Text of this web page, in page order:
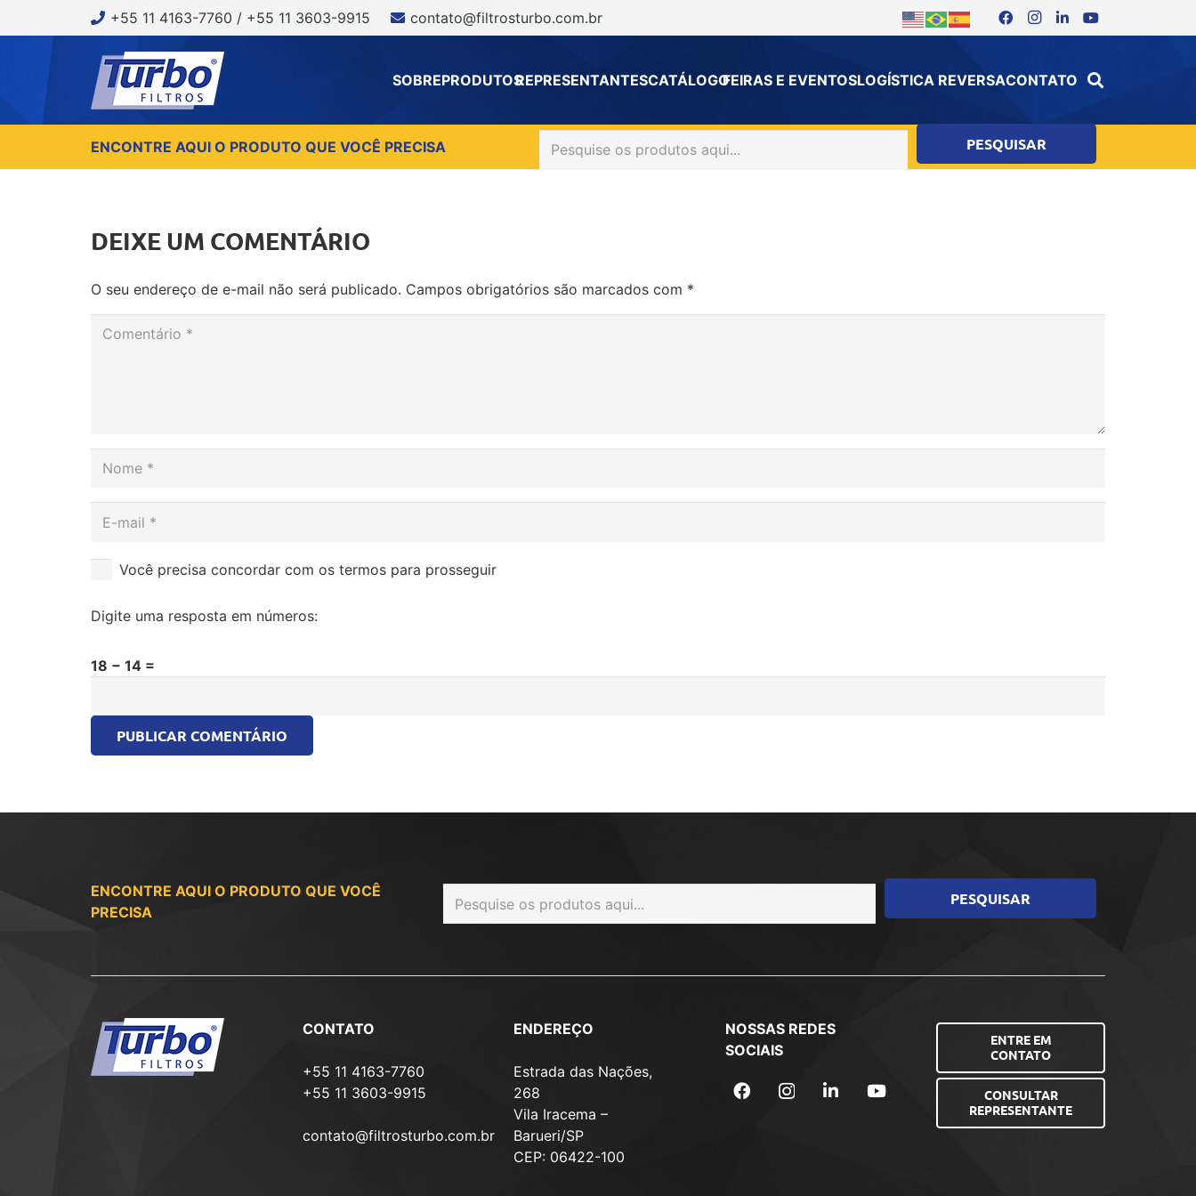
+55 11 4163-7760 / +55 11 3603-9915 contato@filtrosturbo.com.br
SOBREPRODUTOSREPRESENTANTESCATÁLOGOFEIRAS E EVENTOSLOGÍSTICA REVERSACONTATO
ENCONTRE AQUI O PRODUTO QUE VOCÊ PRECISA
DEIXE UM COMENTÁRIO
O seu endereço de e-mail não será publicado. Campos obrigatórios são marcados com *
Você precisa concordar com os termos para prosseguir
Digite uma resposta em números:
18 − 14 =
PUBLICAR COMENTÁRIO
ENCONTRE AQUI O PRODUTO QUE VOCÊ
PRECISA
CONTATO
+55 11 4163-7760
+55 11 3603-9915
contato@filtrosturbo.com.br
ENDEREÇO
Estrada das Nações,
268
Vila Iracema –
Barueri/SP
CEP: 06422-100
NOSSAS REDES
SOCIAIS
ENTRE EM
CONTATO
CONSULTAR
REPRESENTANTE